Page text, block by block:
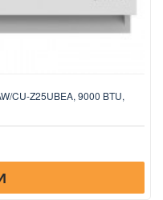
CU-Z25UBEA, 9000 BTU,